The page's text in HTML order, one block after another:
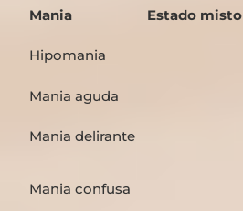
Mania Estado misto
Hipomania
Mania aguda
Mania delirante
Mania confusa